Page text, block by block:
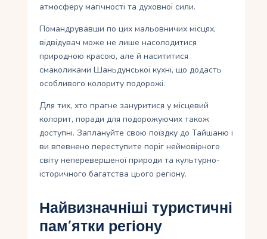
атмосферу магічності та духовної сили.
Помандрувавши по цих мальовничих місцях,
відвідувач може не лише насолодитися
природною красою, але й насититися
смаколиками Шаньдунської кухні, що додасть
особливого колориту подорожі.
Для тих, хто прагне зануритися у місцевий
колорит, поради для подорожуючих також
доступні. Заплануйте свою поїздку до Тайшаню і
ви впевнено переступите поріг неймовірного
світу неперевершеної природи та культурно-
історичного багатства цього регіону.
Найвизначніші туристичні
пам’ятки регіону